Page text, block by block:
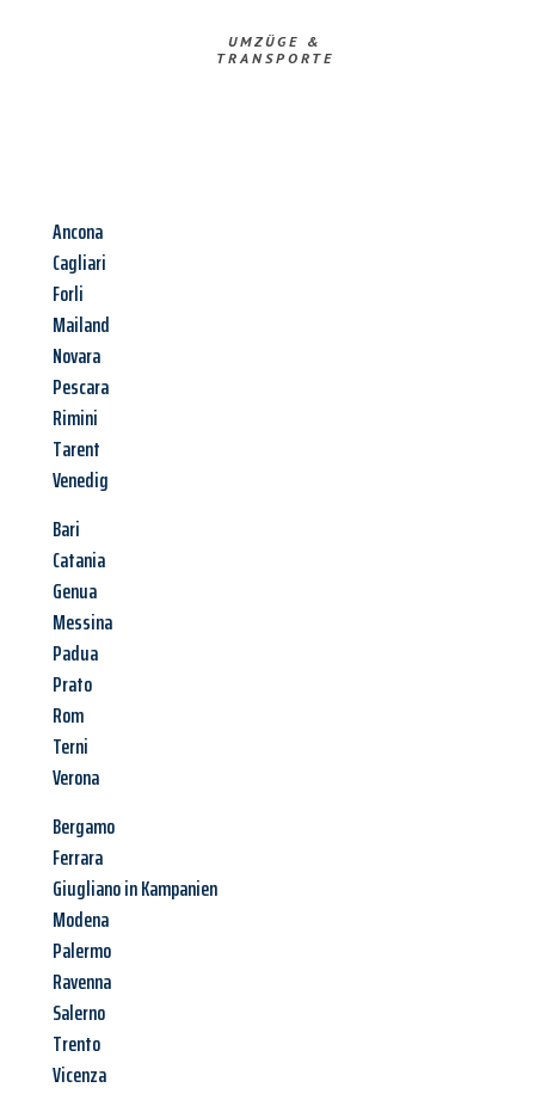
UMZÜGE &
TRANSPORTE
Ancona
Cagliari
Forli
Mailand
Novara
Pescara
Rimini
Tarent
Venedig
Bari
Catania
Genua
Messina
Padua
Prato
Rom
Terni
Verona
Bergamo
Ferrara
Giugliano in Kampanien
Modena
Palermo
Ravenna
Salerno
Trento
Vicenza